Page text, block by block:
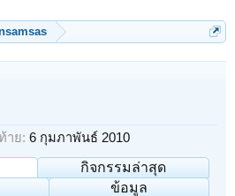
าย: 6 กุมภาพันธ์ 2010
กิจกรรมล่าสุด
ข้อมูล